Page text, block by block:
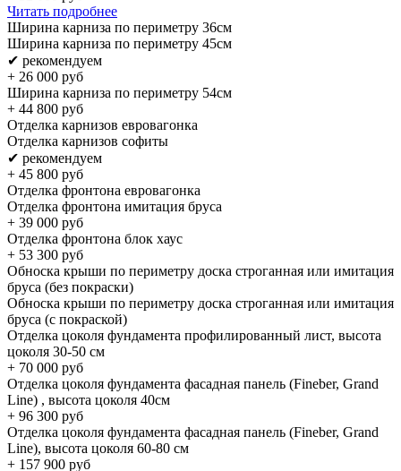
Читать подробнее
Ширина карниза по периметру 36см
Ширина карниза по периметру 45см
✔ рекомендуем
+ 26 000 руб
Ширина карниза по периметру 54см
+ 44 800 руб
Отделка карнизов евровагонка
Отделка карнизов софиты
✔ рекомендуем
+ 45 800 руб
Отделка фронтона евровагонка
Отделка фронтона имитация бруса
+ 39 000 руб
Отделка фронтона блок хаус
+ 53 300 руб
Обноска крыши по периметру доска строганная или имитация
бруса (без покраски)
Обноска крыши по периметру доска строганная или имитация
бруса (с покраской)
Отделка цоколя фундамента профилированный лист, высота
цоколя 30-50 см
+ 70 000 руб
Отделка цоколя фундамента фасадная панель (Fineber, Grand
Line) , высота цоколя 40см
+ 96 300 руб
Отделка цоколя фундамента фасадная панель (Fineber, Grand
Line), высота цоколя 60-80 см
+ 157 900 руб